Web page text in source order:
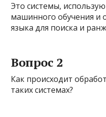
Это системы,
машинного обучения и
языка для поиска и
Вопрос 2
Как происходит
таких системах?